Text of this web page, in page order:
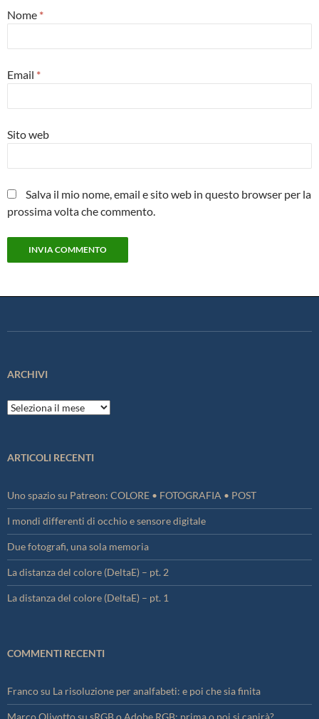
Nome *
Email *
Sito web
Salva il mio nome, email e sito web in questo browser per la
prossima volta che commento.
ARCHIVI
Archivi
ARTICOLI RECENTI
Uno spazio su Patreon: COLORE • FOTOGRAFIA • POST
I mondi differenti di occhio e sensore digitale
Due fotografi, una sola memoria
La distanza del colore (DeltaE) – pt. 2
La distanza del colore (DeltaE) – pt. 1
COMMENTI RECENTI
Francosu La risoluzione per analfabeti: e poi che sia finita